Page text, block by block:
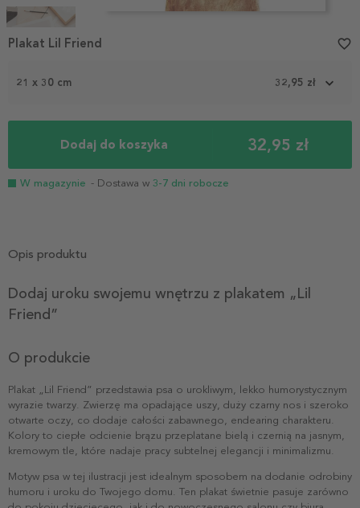
1
21 x 30 cm 32,95 zł
Dodaj do koszyka 32,95 zł
W magazynie - Dostawa w 3-7 dni robocze
Plakat Lil Friend favorite_border
Opis produktu
Dodaj uroku swojemu wnętrzu z plakatem „Lil
Friend”
O produkcie
Plakat „Lil Friend” przedstawia psa o urokliwym, lekko humorystycznym
wyrazie twarzy. Zwierzę ma opadające uszy, duży czarny nos i szeroko
otwarte oczy, co dodaje całości zabawnego, endearing charakteru.
Kolory to ciepłe odcienie brązu przeplatane bielą i czernią na jasnym,
kremowym tle, które nadaje pracy subtelnej elegancji i minimalizmu.
Motyw psa w tej ilustracji jest idealnym sposobem na dodanie odrobiny
humoru i uroku do Twojego domu. Ten plakat świetnie pasuje zarówno